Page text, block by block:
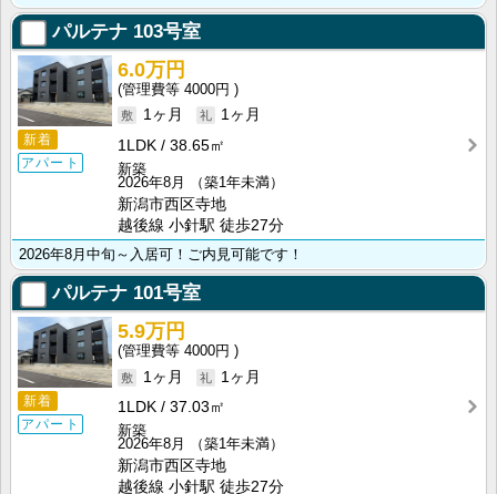
パルテナ 103号室
新着
アパート
6.0万円
4000円
1ヶ月
1ヶ月
1LDK
38.65㎡
新築
2026年8月
（築1年未満）
新潟市西区寺地
越後線 小針駅 徒歩27分
2026年8月中旬～入居可！ご内見可能です！
パルテナ 101号室
新着
アパート
5.9万円
4000円
1ヶ月
1ヶ月
1LDK
37.03㎡
新築
2026年8月
（築1年未満）
新潟市西区寺地
越後線 小針駅 徒歩27分